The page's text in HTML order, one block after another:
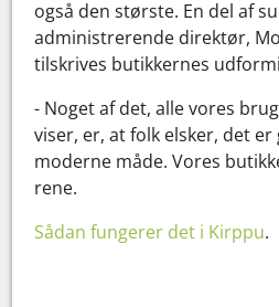
også den største. En del af
administrerende direktør,
tilskrives butikkernes
- Noget af det, alle vores
viser, er, at folk elsker, det
moderne måde. Vores
rene.
Sådan fungerer det i Kirppu.